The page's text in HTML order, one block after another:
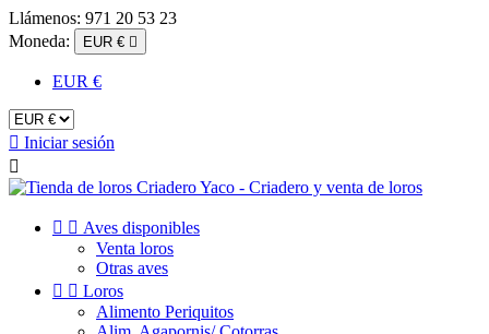
Llámenos: 971 20 53 23
Moneda:
EUR € 
EUR €
 Iniciar sesión

  Aves disponibles
Venta loros
Otras aves
  Loros
Alimento Periquitos